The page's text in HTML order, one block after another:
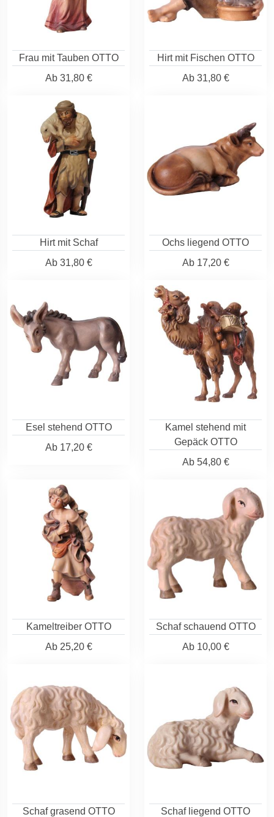
Frau mit Tauben OTTO
Ab31,80 €
Hirt mit Fischen OTTO
Ab31,80 €
Hirt mit Schaf
Ab31,80 €
Ochs liegend OTTO
Ab17,20 €
Esel stehend OTTO
Ab17,20 €
Kamel stehend mit
Gepäck OTTO
Ab54,80 €
Kameltreiber OTTO
Ab25,20 €
Schaf schauend OTTO
Ab10,00 €
Schaf grasend OTTO
Schaf liegend OTTO